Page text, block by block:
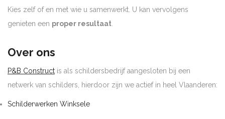
Kies zelf of en met wie u samenwerkt. U kan vervolgens
genieten een proper resultaat.
Over ons
P&B Construct is als schildersbedrijf aangesloten bij een
netwerk van schilders, hierdoor zijn we actief in heel Vlaanderen:
Schilderwerken Winksele